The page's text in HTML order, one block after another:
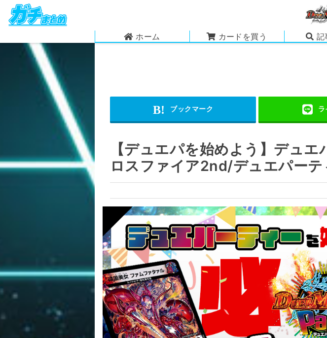
ホーム カードを買う 記
【デュエパを始めよう】デュ
ロスファイア2nd/デュエパーテ